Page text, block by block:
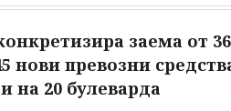
заема от
нови превозни
на 20 булеварда